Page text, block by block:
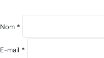
Nom *
E-mail *